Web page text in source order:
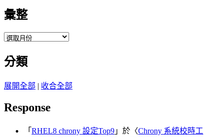
彙整
彙
分類
展開全部 | 收合全部
Response
「 RHEL8 chrony 設定Top9 」於〈Chrony 系統校時工